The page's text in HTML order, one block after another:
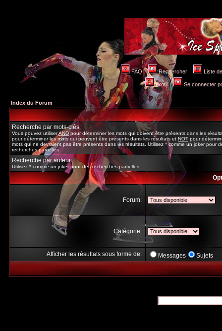
FAQ Rechercher Liste
Profil Se connecter
Index du Forum
Recherche par mots-clés:
Vous pouvez utiliserANDpour déterminer les mots qui doivent être présents dans les
pour déterminer les mots qui peuvent être présents dans les résultats etNOTpour
mots qui ne devraient pas être présents dans les résultats. Utilisez * comme un joker pour
recherches partielles
Recherche par auteur:
Utilisez * comme un joker pour des recherches partielles
Forum:
Catégorie:
Afficher les résultats sous forme de: Messages Sujets